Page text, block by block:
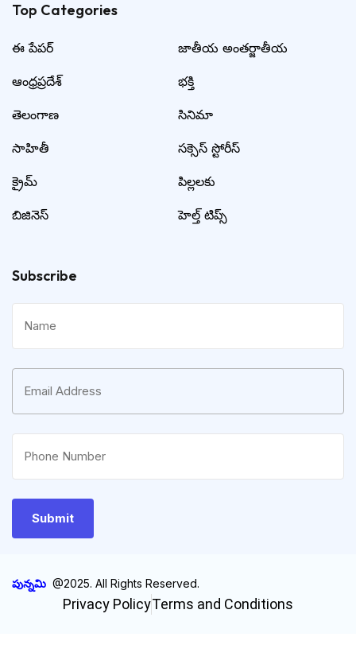
Top Categories​
ఈ పేపర్
ఆంధ్రప్రదేశ్
తెలంగాణ
సాహితీ
క్రైమ్
బిజినెస్
జాతీయ అంతర్జాతీయ
భక్తి
సినిమా
సక్సెస్ స్టోరీస్
పిల్లలకు
హెల్త్ టిప్స్
Subscribe
పున్నమి @2025. All Rights Reserved.
Privacy PolicyTerms and Conditions